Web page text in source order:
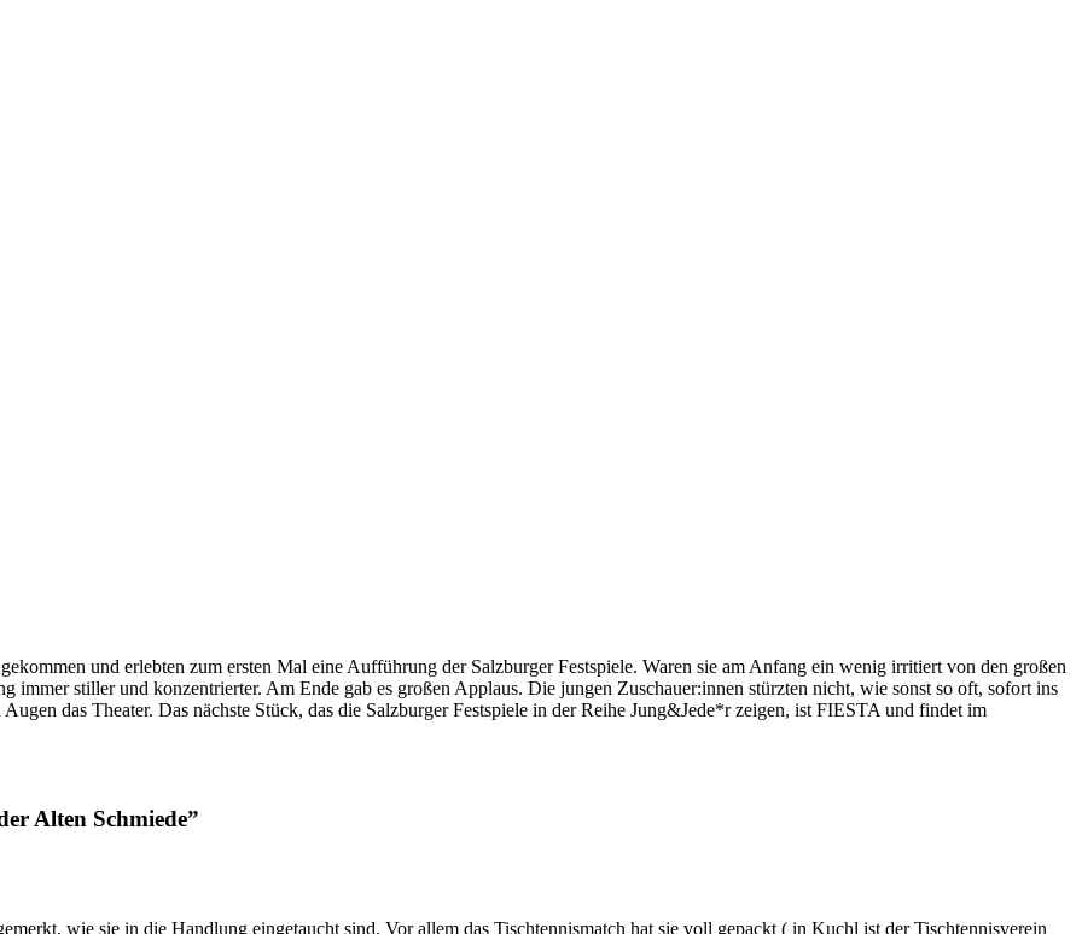
und erlebten zum ersten Mal eine Aufführung der Salzburger Festspiele. Waren sie am Anfang ein wenig irritiert von den großen
immer stiller und konzentrierter. Am Ende gab es großen Applaus. Die jungen Zuschauer:innen stürzten nicht, wie sonst so oft, sofort ins
das Theater. Das nächste Stück, das die Salzburger Festspiele in der Reihe Jung&Jede*r zeigen, ist FIESTA und findet im
Alten Schmiede”
wie sie in die Handlung eingetaucht sind. Vor allem das Tischtennismatch hat sie voll gepackt ( in Kuchl ist der Tischtennisverein